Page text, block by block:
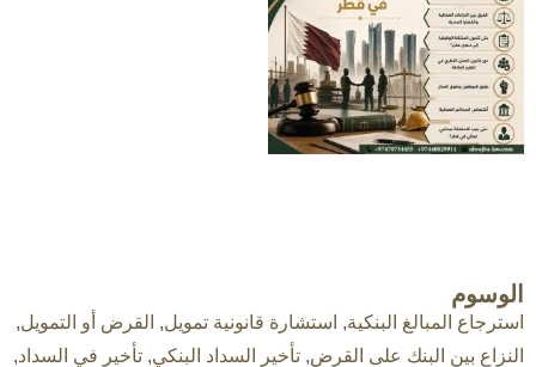
الوسوم
استرجاع المبالغ البنكية, استشارة قانونية تمويل, القرض أو التمويل,
النزاع بين البنك على القرض, تأخير السداد البنكي, تأخير في السداد,